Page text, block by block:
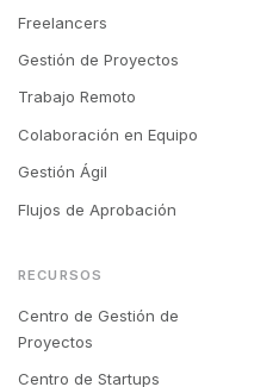
Freelancers
Gestión de Proyectos
Trabajo Remoto
Colaboración en Equipo
Gestión Ágil
Flujos de Aprobación
RECURSOS
Centro de Gestión de
Proyectos
Centro de Startups